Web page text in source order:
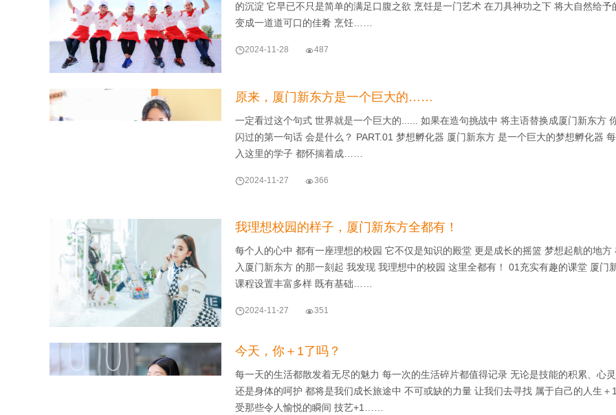
的沉淀 它早已不只是简单的满足口腹之欲 烹饪是一门艺术 在刀具神功之下 将大自然给予
变成一道道可口的佳肴 烹饪……
2024-11-28 487
原来，厦门新东方是一个巨大的……
一定看过这个句式 世界就是一个巨大的...... 如果在造句挑战中 将主语替换成厦门新东方
闪过的第一句话 会是什么？ PART.01 梦想孵化器 厦门新东方 是一个巨大的梦想孵化器
入这里的学子 都怀揣着成……
2024-11-27 366
我理想校园的样子，厦门新东方全都有！
每个人的心中 都有一座理想的校园 它不仅是知识的殿堂 更是成长的摇篮 梦想起航的地方
入厦门新东方 的那一刻起 我发现 我理想中的校园 这里全都有！ 01充实有趣的课堂 厦门
课程设置丰富多样 既有基础……
2024-11-27 351
今天，你＋1了吗？
每一天的生活都散发着无尽的魅力 每一次的生活碎片都值得记录 无论是技能的积累、心
还是身体的呵护 都将是我们成长旅途中 不可或缺的力量 让我们去寻找 属于自己的人生＋
受那些令人愉悦的瞬间 技艺+1……